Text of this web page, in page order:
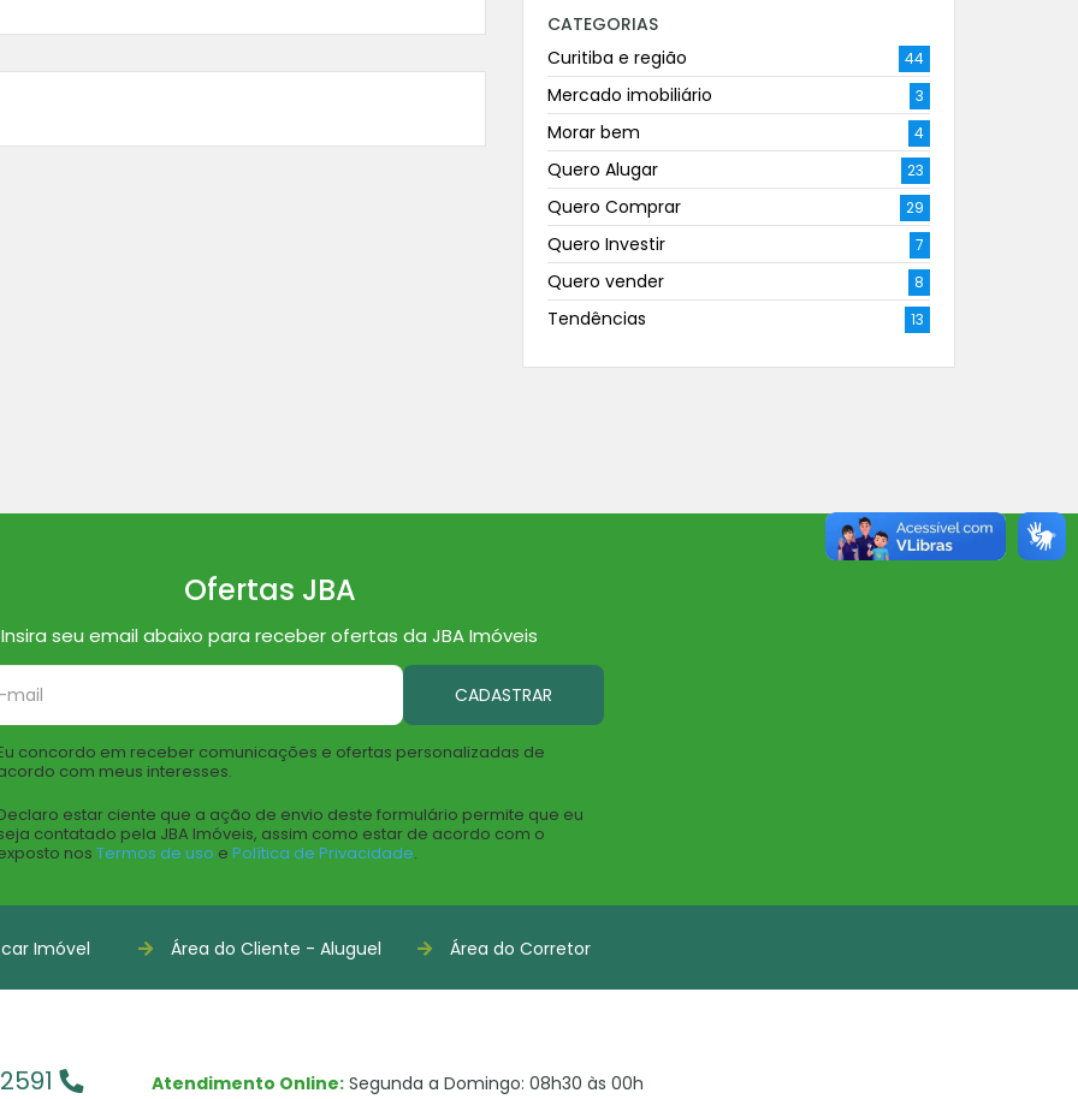
CATEGORIAS
Curitiba e região
44
Mercado imobiliário 3
Morar bem 4
Quero Alugar 23
Quero Comprar 29
Quero Investir 7
Quero vender 8
Tendências 13
Ofertas JBA
Insira seu email abaixo para receber ofertas da JBA Imóveis
CADASTRAR
concordo em receber comunicações e ofertas personalizadas de
com meus interesses.
estar ciente que a ação de envio deste formulário permite que eu
contatado pela JBA Imóveis, assim como estar de acordo com o
nos Termos de uso e Política de Privacidade.
Imóvel Área do Cliente - Aluguel Área do Corretor
Atendimento Online: Segunda a Domingo: 08h30 às 00h